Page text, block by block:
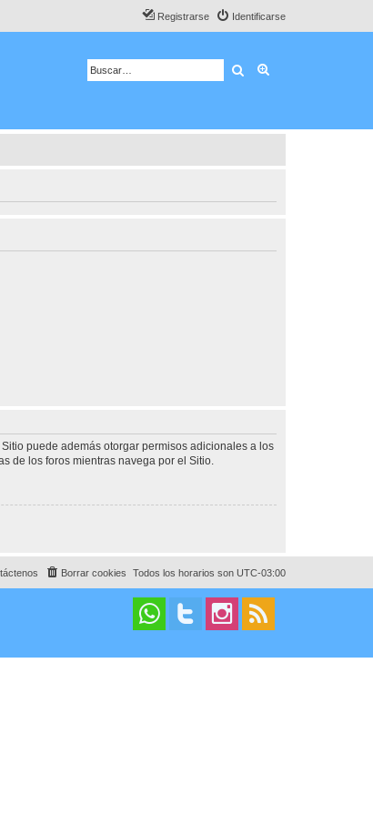
Identificarse
Registrarse
Buscar
puede además otorgar permisos adicionales a los
de los foros mientras navega por el Sitio.
Todos los horarios son UTC-03:00
Borrar cookies